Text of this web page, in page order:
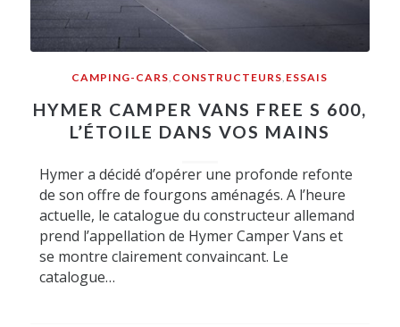
CAMPING-CARS, CONSTRUCTEURS, ESSAIS
HYMER CAMPER VANS FREE S 600,
L’ÉTOILE DANS VOS MAINS
Hymer a décidé d’opérer une profonde refonte
de son offre de fourgons aménagés. A l’heure
actuelle, le catalogue du constructeur allemand
prend l’appellation de Hymer Camper Vans et
se montre clairement convaincant. Le
catalogue…